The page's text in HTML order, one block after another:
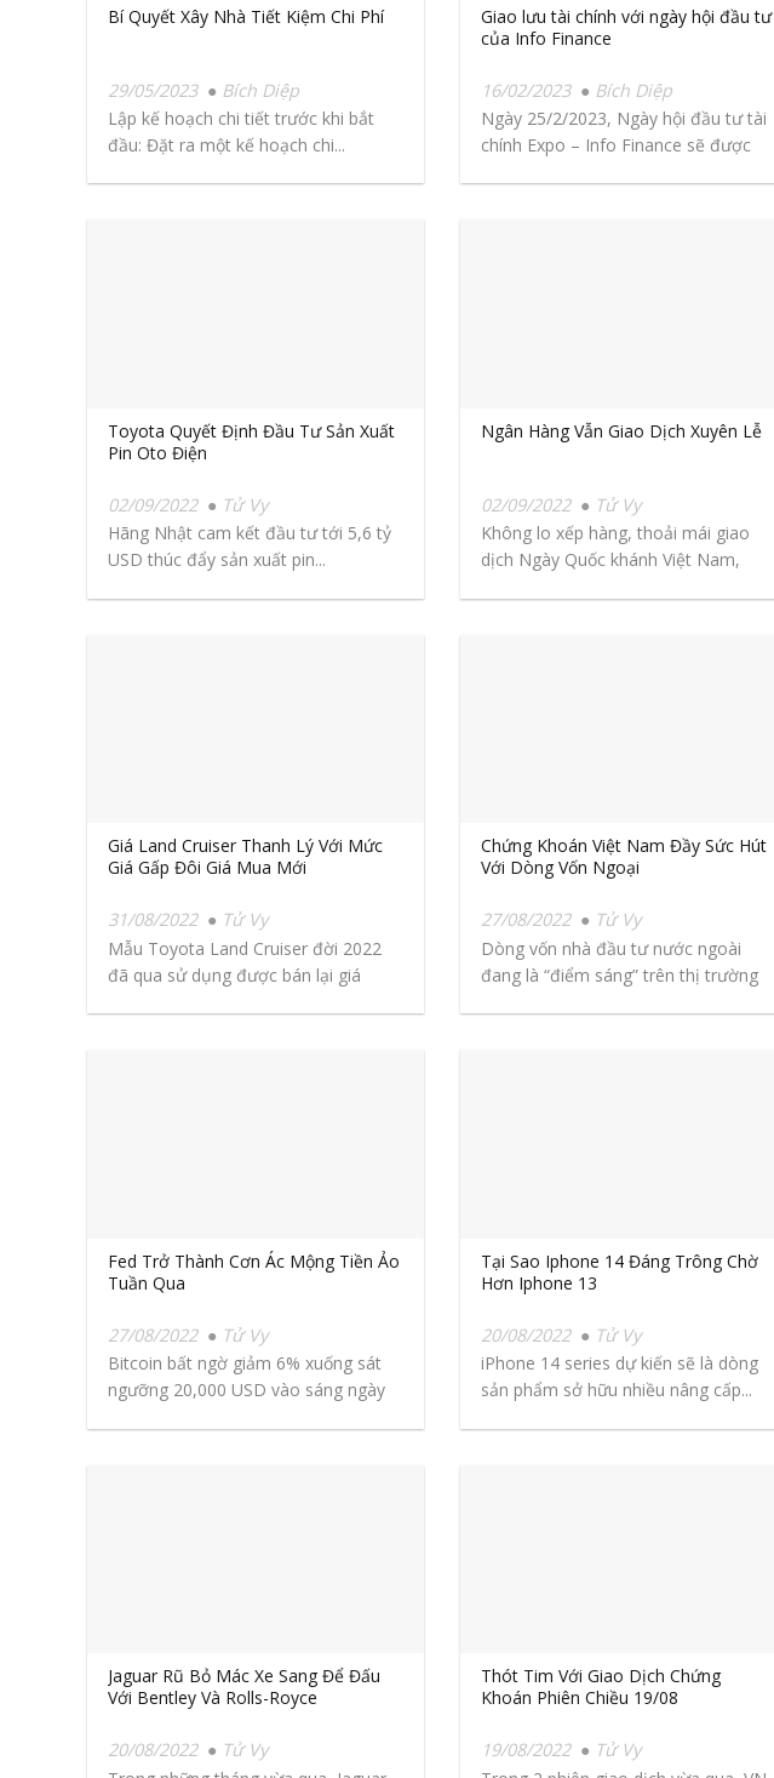
Bí Quyết Xây Nhà Tiết Kiệm Chi Phí
29/05/2023
Bích Diệp
Lập kế hoạch chi tiết trước khi bắt
đầu: Đặt ra một kế hoạch chi...
Giao lưu tài chính với ngày hội đầu tư
của Info Finance
16/02/2023
Bích Diệp
Ngày 25/2/2023, Ngày hội đầu tư tài
chính Expo – Info Finance sẽ được
Toyota Quyết Định Đầu Tư Sản Xuất
Pin Oto Điện
02/09/2022
Tử Vy
Hãng Nhật cam kết đầu tư tới 5,6 tỷ
USD thúc đẩy sản xuất pin...
Ngân Hàng Vẫn Giao Dịch Xuyên Lễ
02/09/2022
Tử Vy
Không lo xếp hàng, thoải mái giao
dịch Ngày Quốc khánh Việt Nam,
Giá Land Cruiser Thanh Lý Với Mức
Giá Gấp Đôi Giá Mua Mới
31/08/2022
Tử Vy
Mẫu Toyota Land Cruiser đời 2022
đã qua sử dụng được bán lại giá
Chứng Khoán Việt Nam Đầy Sức Hút
Với Dòng Vốn Ngoại
27/08/2022
Tử Vy
Dòng vốn nhà đầu tư nước ngoài
đang là “điểm sáng” trên thị trường
Fed Trở Thành Cơn Ác Mộng Tiền Ảo
Tuần Qua
27/08/2022
Tử Vy
Bitcoin bất ngờ giảm 6% xuống sát
ngưỡng 20,000 USD vào sáng ngày
Tại Sao Iphone 14 Đáng Trông Chờ
Hơn Iphone 13
20/08/2022
Tử Vy
iPhone 14 series dự kiến sẽ là dòng
sản phẩm sở hữu nhiều nâng cấp...
Jaguar Rũ Bỏ Mác Xe Sang Để Đấu
Với Bentley Và Rolls-Royce
20/08/2022
Tử Vy
Thót Tim Với Giao Dịch Chứng
Khoán Phiên Chiều 19/08
19/08/2022
Tử Vy